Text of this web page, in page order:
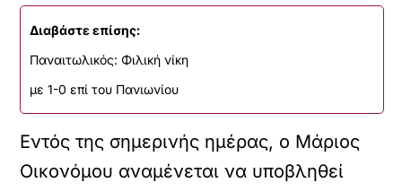
Διαβάστε επίσης:
Παναιτωλικός: Φιλική νίκη
με 1-0 επί του Πανιωνίου
Εντός της σημερινής ημέρας, ο Μάριος
Οικονόμου αναμένεται να υποβληθεί